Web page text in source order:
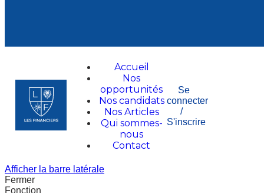
Accueil
Nos
opportunités
Nos candidats
Nos Articles
Qui sommes-
nous
Contact
Se
connecter
/
S'inscrire
Afficher la barre latérale
Fermer
Fonction